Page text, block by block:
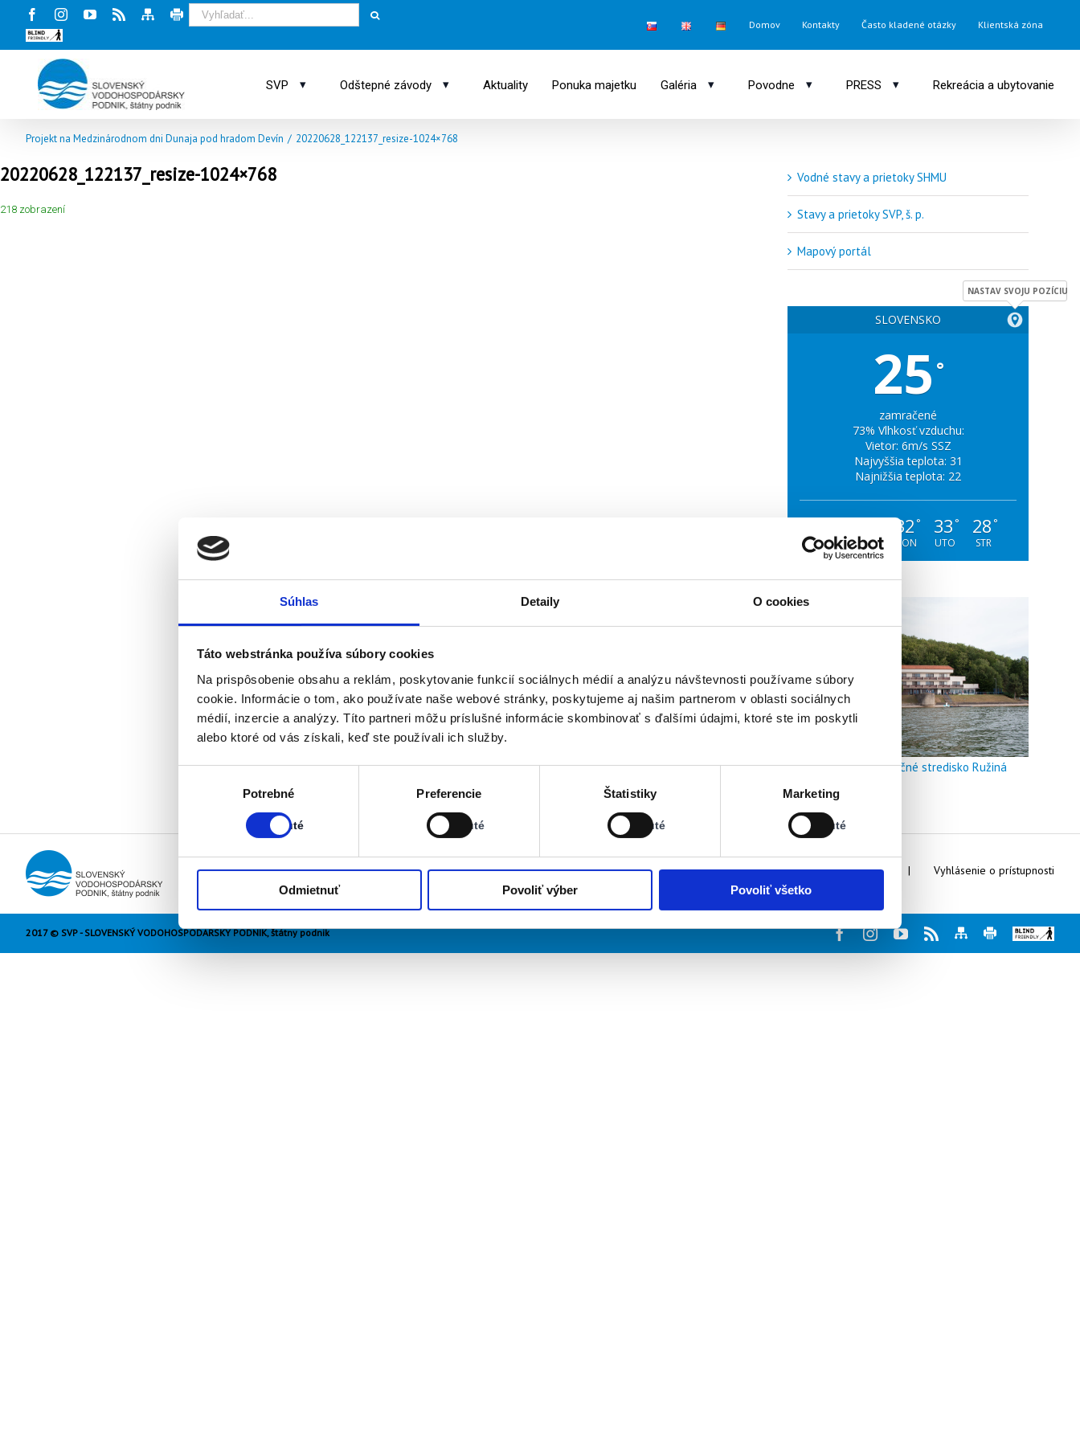
Súhlas Detaily O cookies
Táto webstránka používa súbory cookies
Na prispôsobenie obsahu a reklám, poskytovanie funkcií sociálnych médií a analýzu návštevnosti používame súbory
cookie. Informácie o tom, ako používate naše webové stránky, poskytujeme aj našim partnerom v oblasti sociálnych
médií, inzercie a analýzy. Títo partneri môžu príslušné informácie skombinovať s ďalšími údajmi, ktoré ste im poskytli
alebo ktoré od vás získali, keď ste používali ich služby.
Potrebné
Zapnuté
Stav:
Zapnuté
Preferencie
Vypnuté
Stav:
Vypnuté
Štatistiky
Vypnuté
Stav:
Vypnuté
Marketing
Vypnuté
Stav:
Vypnuté
Odmietnuť Povoliť výber Povoliť všetko
FacebookInstagram
YoutubeRssMapa Tlač
stránky
Blind
friendly
Domov Kontakty Často kladené otázky Klientská zóna
SVP ▾ Odštepné závody ▾ Aktuality Ponuka majetku Galéria ▾ Povodne ▾ PRESS ▾ Rekreácia a ubytovanie
Projekt na Medzinárodnom dni Dunaja pod hradom Devín / 20220628_122137_resize-1024×768
20220628_122137_resize-1024×768
218 zobrazení
Vodné stavy a prietoky SHMU
Stavy a prietoky SVP, š. p.
Mapový portál
SLOVENSKO
NASTAV SVOJU POZÍCIU
25 °
zamračené
73% Vlhkosť vzduchu:
Vietor: 6m/s SSZ
Najvyššia teplota: 31
Najnižšia teplota: 22
°
SOB
°
NED
32 °
PON
33 °
UTO
28 °
STR
Doškoľovacie a rekreačné stredisko Ružiná
Webmaster Kontakty Vyhlásenie o prístupnosti
2017 © SVP - SLOVENSKÝ VODOHOSPODÁRSKY PODNIK, štátny podnik FacebookInstagram
Youtube
RssMapaTlač
Blind